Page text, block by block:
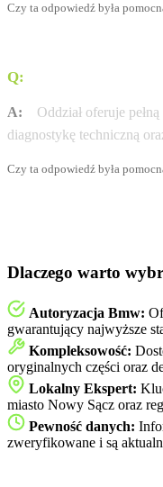
Czy ta odpowiedź była
Q:
A:
Oddział oferuje
diagnostykę techniczną
Czy ta odpowiedź była
Dlaczego warto
Autoryzacja Bmw:
gwarantujący najwyższe
Kompleksowość:
oryginalnych części oraz
Lokalny Ekspert:
miasto Nowy Sącz oraz
Pewność danych:
zweryfikowane i są